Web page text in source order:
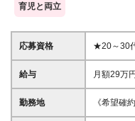
育児と両立
応募資格
★20～30
職・保険
大学・大
方 ★ひとつでも当てはまる方は大歓迎★ □長期的に正
職員で働
給与
月額29万
補助（当社所定の条
どの活動
勤務地
《希望確
なとみらい）い